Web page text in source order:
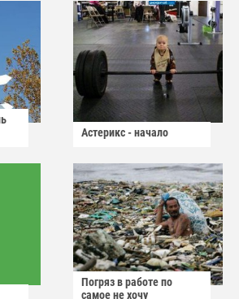
Астерикс - начало
Погряз в работе по
самое не хочу